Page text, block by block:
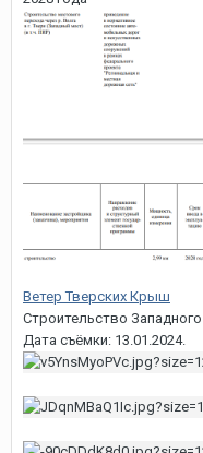
Ветер Тверских Крыш
Строительство
Дата съёмки: 13.01.2024.